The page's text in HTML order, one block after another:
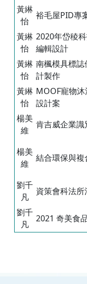
黃綝
怡
裕毛屋PID專
黃綝
怡
2020年岱稜
編輯設計
黃綝
怡
南楓模具標
計製作
黃綝
怡
MOOF寵物
設計案
楊美
維
肯吉威企業
楊美
維
結合環保與
劉千
凡
資策會科法
劉千
凡
2021 奇美食